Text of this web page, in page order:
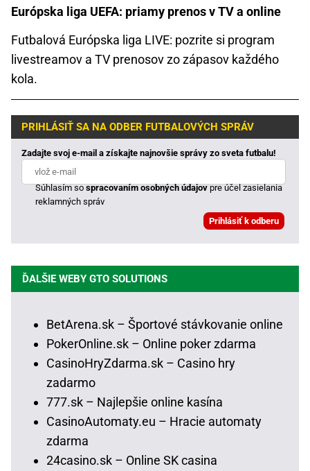
Európska liga UEFA: priamy prenos v TV a online
Futbalová Európska liga LIVE: pozrite si program
livestreamov a TV prenosov zo zápasov každého
kola.
PRIHLÁSIŤ SA NA ODBER FUTBALOVÝCH SPRÁV
Zadajte svoj e-mail a získajte najnovšie správy zo sveta futbalu!
Súhlasím sospracovaním osobných údajovpre účel zasielania
reklamných správ
ĎALŠIE WEBY GTO SOLUTIONS
BetArena.sk – Športové stávkovanie online
PokerOnline.sk – Online poker zdarma
CasinoHryZdarma.sk – Casino hry
zadarmo
777.sk – Najlepšie online kasína
CasinoAutomaty.eu – Hracie automaty
zdarma
24casino.sk – Online SK casina